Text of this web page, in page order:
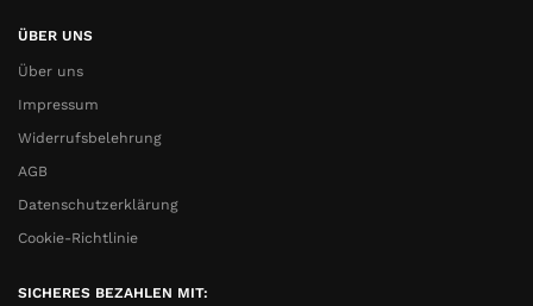
ÜBER UNS
Über uns
Impressum
Widerrufsbelehrung
AGB
Datenschutzerklärung
Cookie-Richtlinie
SICHERES BEZAHLEN MIT: